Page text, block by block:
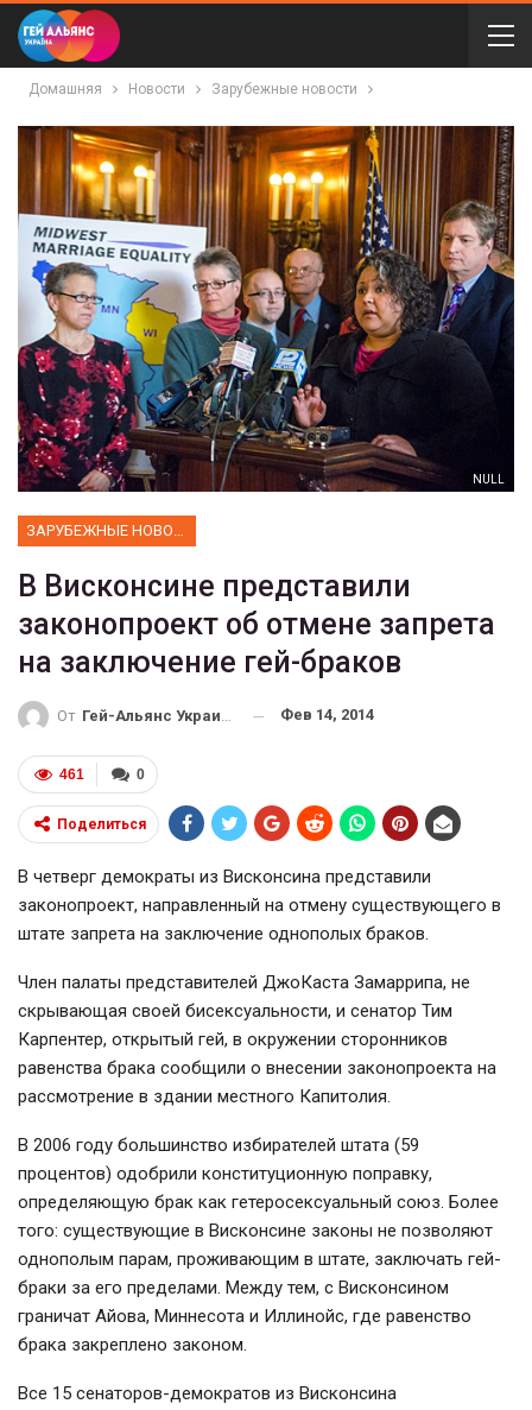
Домашняя Новости Зарубежные новости
NULL
ЗАРУБЕЖНЫЕ НОВОСТИ
В Висконсине представили
законопроект об отмене запрета
на заключение гей-браков
От Гей-Альянс Украина Фев 14, 2014
0
461
Поделиться
В четверг демократы из Висконсина представили
законопроект, направленный на отмену существующего в
штате запрета на заключение однополых браков.
Член палаты представителей ДжоКаста Замаррипа, не
скрывающая своей бисексуальности, и сенатор Тим
Карпентер, открытый гей, в окружении сторонников
равенства брака сообщили о внесении законопроекта на
рассмотрение в здании местного Капитолия.
В 2006 году большинство избирателей штата (59
процентов) одобрили конституционную поправку,
определяющую брак как гетеросексуальный союз. Более
того: существующие в Висконсине законы не позволяют
однополым парам, проживающим в штате, заключать гей-
браки за его пределами. Между тем, с Висконсином
граничат Айова, Миннесота и Иллинойс, где равенство
брака закреплено законом.
Все 15 сенаторов-демократов из Висконсина